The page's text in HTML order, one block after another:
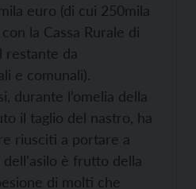
euro (di cui 250mila
la Cassa Rurale di
restante da
e comunali).
durante l’omelia della
il taglio del nastro, ha
riusciti a portare a
è frutto della
di molti che